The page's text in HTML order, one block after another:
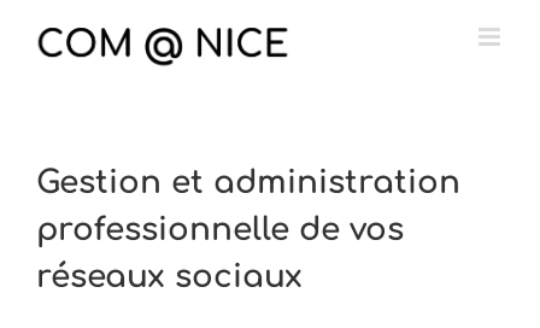
Gestion et administration
professionnelle de vos
réseaux sociaux